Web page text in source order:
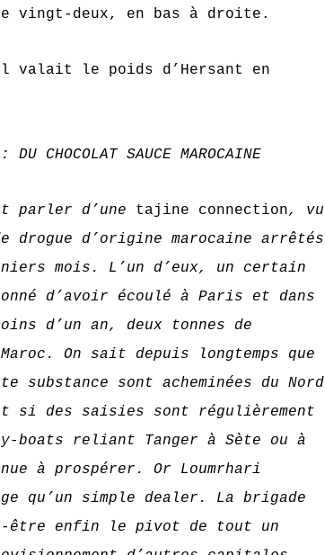
vingt-deux, en bas à droite.
le poids d’Hersant en
: DU CHOCOLAT SAUCE MAROCAINE
parler d’une tajine connection, vu
drogue d’origine marocaine arrêtés
mois. L’un d’eux, un certain
d’avoir écoulé à Paris et dans
d’un an, deux tonnes de
On sait depuis longtemps que
substance sont acheminées du Nord
si des saisies sont régulièrement
boats reliant Tanger à Sète ou à
à prospérer. Or Loumrhari
qu’un simple dealer. La brigade
être enfin le pivot de tout un